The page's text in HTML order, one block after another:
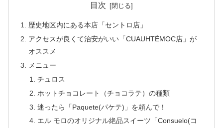
目次
歴史地区内にある本店「セントロ店」
アクセスが良くて治安がいい「CUAUHTÉMOC店」が
オススメ
メニュー
チュロス
ホットチョコレート（チョコラテ）の種類
迷ったら「Paquete(パケテ)」を頼んで！
エル モロのオリジナル絶品スイーツ「Consuelo(コ